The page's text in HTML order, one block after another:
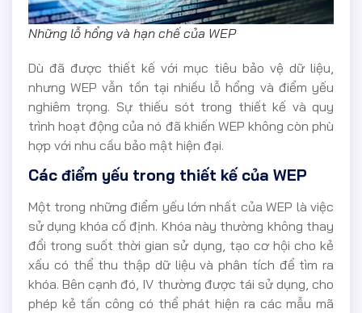
Những lỗ hổng và hạn chế của WEP
Dù đã được thiết kế với mục tiêu bảo vệ dữ liệu,
nhưng WEP vẫn tồn tại nhiều lỗ hổng và điểm yếu
nghiêm trọng. Sự thiếu sót trong thiết kế và quy
trình hoạt động của nó đã khiến WEP không còn phù
hợp với nhu cầu bảo mật hiện đại.
Các điểm yếu trong thiết kế của WEP
Một trong những điểm yếu lớn nhất của WEP là việc
sử dụng khóa cố định. Khóa này thường không thay
đổi trong suốt thời gian sử dụng, tạo cơ hội cho kẻ
xấu có thể thu thập dữ liệu và phân tích để tìm ra
khóa. Bên cạnh đó, IV thường được tái sử dụng, cho
phép kẻ tấn công có thể phát hiện ra các mẫu mã